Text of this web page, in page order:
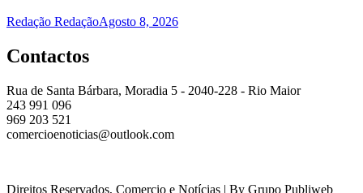
Redação RedaçãoAgosto 8, 2026
Contactos
Rua de Santa Bárbara, Moradia 5 - 2040-228 - Rio Maior
243 991 096
969 203 521
comercioenoticias@outlook.com
Direitos Reservados, Comercio e Notícias | By Grupo Publiweb